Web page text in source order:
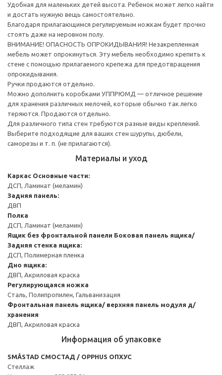
Удобная для маленьких детей высота. Ребенок может легко найти
и достать нужную вещь самостоятельно.
Благодаря прилагающимся регулируемым ножкам будет прочно
стоять даже на неровном полу.
ВНИМАНИЕ! ОПАСНОСТЬ ОПРОКИДЫВАНИЯ! Незакрепленная
мебель может опрокинуться. Эту мебель необходимо крепить к
стене с помощью прилагаемого крепежа для предотвращения
опрокидывания.
Ручки продаются отдельно.
Можно дополнить коробками УППРЮМД — отличное решение
для хранения различных мелочей, которые обычно так легко
теряются. Продаются отдельно.
Для различного типа стен требуются разные виды креплений.
Выберите подходящие для ваших стен шурупы, дюбели,
саморезы и т. п. (не прилагаются).
Материалы и уход
Каркас Основные части:
ДСП, Ламинат (меламин)
Задняя панель:
ДВП
Полка
ДСП, Ламинат (меламин)
Ящик без фронтальной панели Боковая панель ящика/
Задняя стенка ящика:
ДСП, Полимерная пленка
Дно ящика:
ДВП, Акриловая краска
Регулирующаяся ножка
Сталь, Полипропилен, Гальванизация
Фронтальная панель ящика/ верхняя панель модуля д/
хранения
ДВП, Акриловая краска
Информация об упаковке
SMÅSTAD СМОСТАД / OPPHUS ОПХУС
Стеллаж